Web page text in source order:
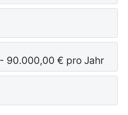
90.000,00 € pro Jahr